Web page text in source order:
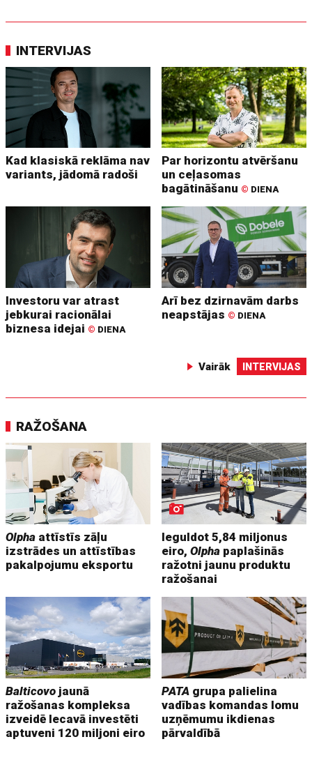
INTERVIJAS
Kad klasiskā reklāma nav
variants, jādomā radoši
Par horizontu atvēršanu
un ceļasomas
bagātināšanu © DIENA
Investoru var atrast
jebkurai racionālai
biznesa idejai © DIENA
Arī bez dzirnavām darbs
neapstājas © DIENA
Vairāk INTERVIJAS
RAŽOŠANA
Olpha attīstīs zāļu
izstrādes un attīstības
pakalpojumu eksportu
Ieguldot 5,84 miljonus
eiro,Olpha paplašinās
ražotni jaunu produktu
ražošanai
Balticovo jaunā
ražošanas kompleksa
izveidē Iecavā investēti
aptuveni 120 miljoni eiro
PATA grupa palielina
vadības komandas lomu
uzņēmumu ikdienas
pārvaldībā